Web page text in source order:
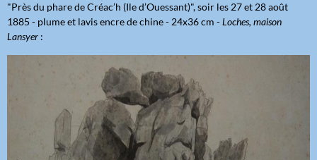
"Près du phare de Créac’h (Ile d’Ouessant)", soir les 27 et 28 août
1885 - plume et lavis encre de chine - 24x36 cm -Loches, maison
Lansyer :